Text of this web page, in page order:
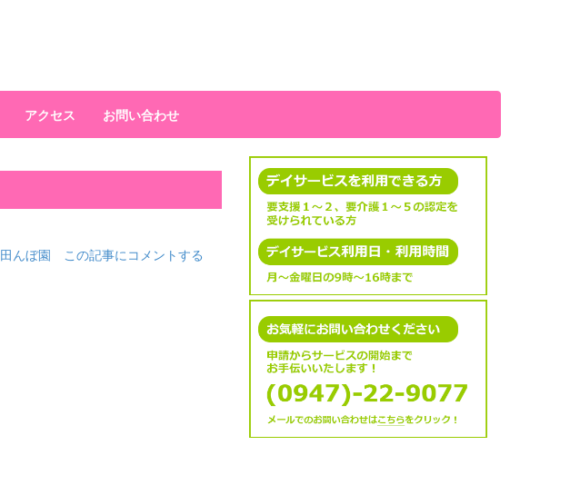
アクセス お問い合わせ
田んぼ園
この記事にコメントする